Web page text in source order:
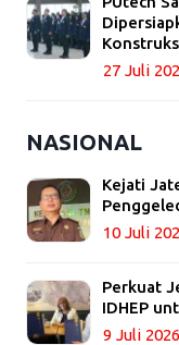
27 Juli
NASIONAL
Kejati
10 Juli
Perkuat
IDHEP
9 Juli 2026